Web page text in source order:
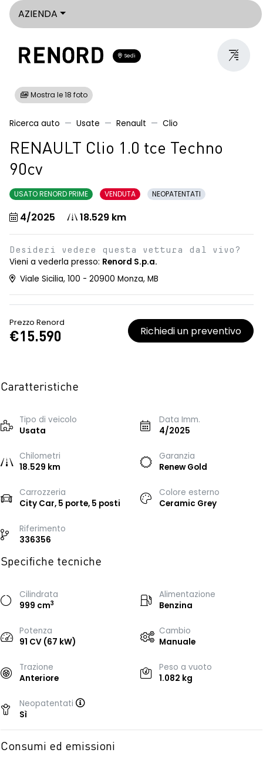
AZIENDA
Sedi
Mostra le 18 foto
Ricerca auto Usate Renault Clio
RENAULT Clio 1.0 tce Techno
90cv
USATO RENORD PRIME VENDUTA NEOPATENTATI
4/2025 18.529 km
Desideri vedere questa vettura dal vivo?
Vieni a vederla presso: Renord S.p.a.
Viale Sicilia, 100 - 20900 Monza, MB
Prezzo Renord
€15.590 Richiedi un preventivo
Caratteristiche
Tipo di veicolo
Usata
Data Imm.
4/2025
Chilometri
18.529 km
Garanzia
Renew Gold
Carrozzeria
City Car, 5 porte, 5 posti
Colore esterno
Ceramic Grey
Riferimento
336356
Specifiche tecniche
Cilindrata
999 cm3
Alimentazione
Benzina
Potenza
91 CV (67 kW)
Cambio
Manuale
Trazione
Anteriore
Peso a vuoto
1.082 kg
Neopatentati
Sì
Consumi ed emissioni